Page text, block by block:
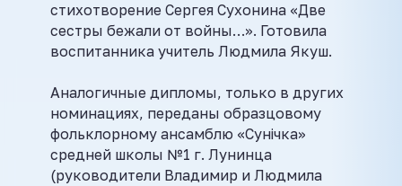
стихотворение Сергея Сухонина «Две
сестры бежали от войны…». Готовила
воспитанника учитель Людмила Якуш.
Аналогичные дипломы, только в других
номинациях, переданы образцовому
фольклорному ансамблю «Сунічка»
средней школы №1 г. Лунинца
(руководители Владимир и Людмила